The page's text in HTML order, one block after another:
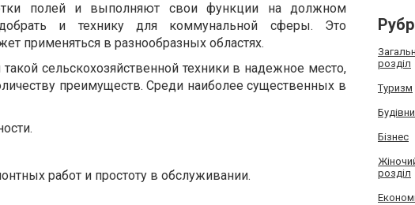
полей и выполняют свои функции на должном
и технику для коммунальной сферы. Это
применяться в разнообразных областях.
сельскохозяйственной техники в надежное место,
преимуществ. Среди наиболее существенных в
работ и простоту в обслуживании.
розділ
Туризм
Бізнес
розділ